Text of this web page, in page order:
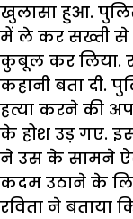
खुलासा हुआ.
में ले कर सख्ती से
कुबूल कर लिया.
कहानी बता दी.
हत्या करने की
के होश उड़ गए.
ने उस के सामने
कदम उठाने के
रविता ने